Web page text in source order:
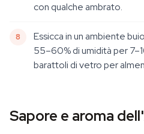
con qualche ambrato.
Essicca in un ambiente
55–60% di umidità per
barattoli di vetro per
Sapore e aroma